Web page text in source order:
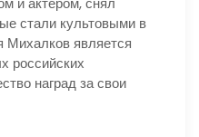
стали культовыми в
Михалков является
российских
наград за свои